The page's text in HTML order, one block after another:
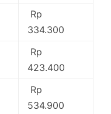
Rp
334.300
Rp
423.400
Rp
534.900